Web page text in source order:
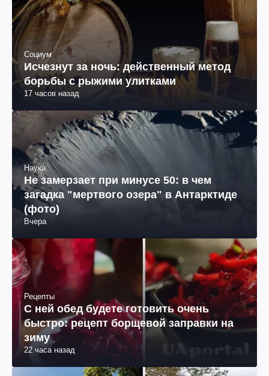
Социум
Исчезнут за ночь: действенный метод
борьбы с рыжими улитками
17 часов назад
Наука
Не замерзает при минусе 50: в чем
загадка "мертвого озера" в Антарктиде
(фото)
Вчера
Рецепты
С ней обед будете готовить очень
быстро: рецепт борщевой заправки на
зиму
22 часа назад